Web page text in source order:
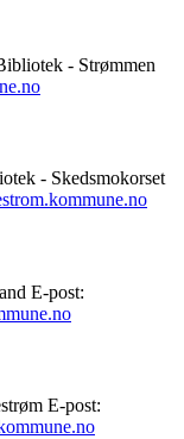
- Strømmen
- Skedsmokorset
E-post:
E-post: